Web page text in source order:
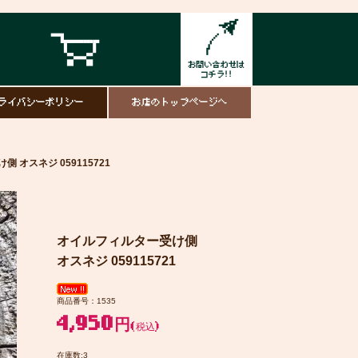
イバシーポリシー お店のトップページへ
側 オスネジ 059115721
オイルフィルター受け側
オスネジ 059115721
商品番号：1535
4,950円(税込)
在庫数:3